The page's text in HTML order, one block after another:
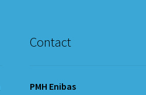
Contact
PMH Enibas